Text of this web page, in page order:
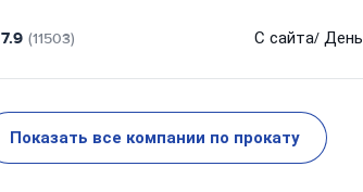
7.9 (11503) С сайта/ День
Показать все компании по прокату